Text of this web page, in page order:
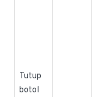
Tutup
botol